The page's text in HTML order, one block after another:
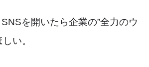
を開いたら企業の”全力のウ
い。